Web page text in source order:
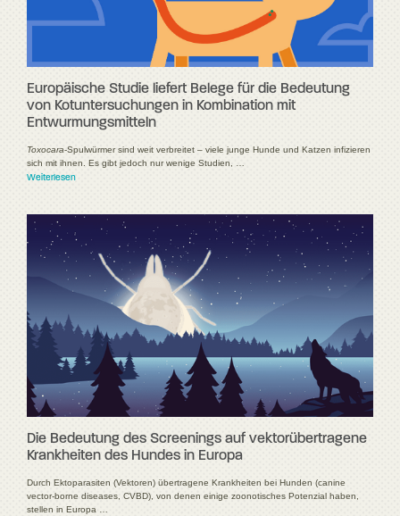
Europäische Studie liefert Belege für die Bedeutung
von Kotuntersuchungen in Kombination mit
Entwurmungsmitteln
Toxocara-Spulwürmer sind weit verbreitet – viele junge Hunde und Katzen infizieren
sich mit ihnen. Es gibt jedoch nur wenige Studien, …
Weiterlesen
Die Bedeutung des Screenings auf vektorübertragene
Krankheiten des Hundes in Europa
Durch Ektoparasiten (Vektoren) übertragene Krankheiten bei Hunden (canine
vector-borne diseases, CVBD), von denen einige zoonotisches Potenzial haben,
stellen in Europa …